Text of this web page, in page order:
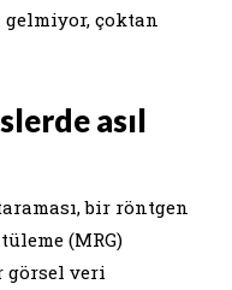
gelmiyor, çoktan
asıl
bir röntgen
(MRG)
görsel veri